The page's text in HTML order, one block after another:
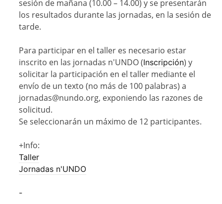
sesión de mañana (10.00 – 14.00) y se presentarán
los resultados durante las jornadas, en la sesión de
tarde.
Para participar en el taller es necesario estar
inscrito en las jornadas n'UNDO (Inscripción) y
solicitar la participación en el taller mediante el
envío de un texto (no más de 100 palabras) a
jornadas@nundo.org, exponiendo las razones de
solicitud.
Se seleccionarán un máximo de 12 participantes.
+Info:
Taller
Jornadas n'UNDO
-